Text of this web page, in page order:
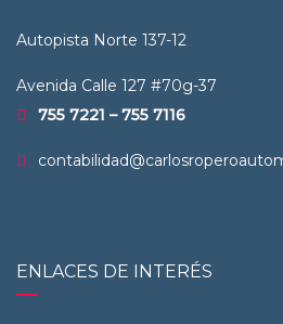
Autopista Norte 137-12
Avenida Calle 127 #70g-37
755 7221 – 755 7116
ENLACES DE INTERÉS